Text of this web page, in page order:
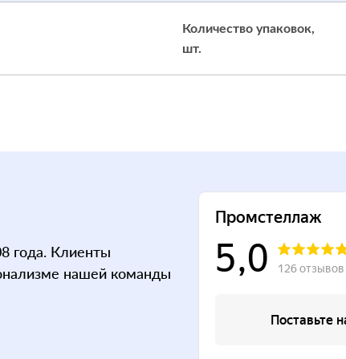
Количество упаковок,
шт.
года. Клиенты
нашей команды